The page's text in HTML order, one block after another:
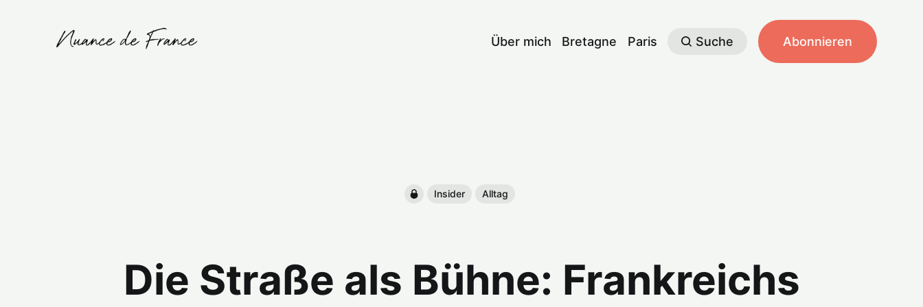
Über mich Bretagne Paris Suche Abonnieren
Insider Alltag
Die Straße als Bühne: Frankreichs